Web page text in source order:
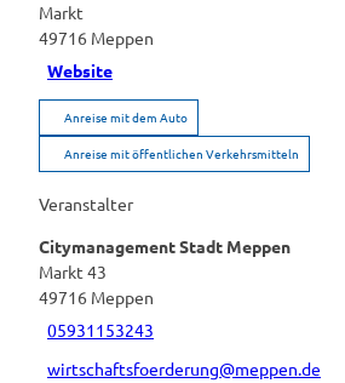
Markt
49716 Meppen
Website
Anreise mit dem Auto
Anreise mit öffentlichen Verkehrsmitteln
Veranstalter
Citymanagement Stadt Meppen
Markt 43
49716 Meppen
05931153243
wirtschaftsfoerderung@meppen.de